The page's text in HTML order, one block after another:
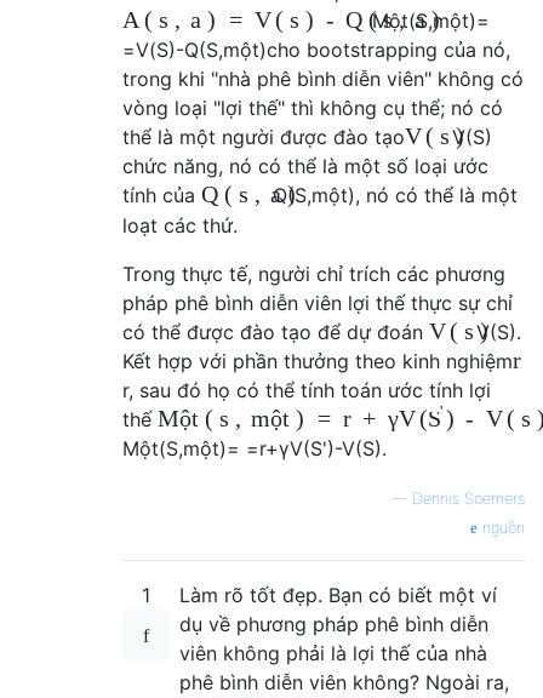
A ( s , a) = V(s) - Q (s,a)
Một(S,một)=
=V(S)-Q(S,một)cho bootstrapping của nó,
trong khi "nhà phê bình diễn viên" không có
vòng loại "lợi thế" thì không cụ thể; nó có
thể là một người được đào tạoV(s)
V(S)
chức năng, nó có thể là một số loại ước
tính của Q ( s , a)
Q(S,một), nó có thể là một
loạt các thứ.
Trong thực tế, người chỉ trích các phương
pháp phê bình diễn viên lợi thế thực sự chỉ
có thể được đào tạo để dự đoán V(s)
V(S).
Kết hợp với phần thưởng theo kinh nghiệmr
r, sau đó họ có thể tính toán ước tính lợi
thế Một ( s , một) = r + γV (S' ) - V ( s
Một(S,một)= =r+γV(S')-V(S).
— Dennis Soemers
nguồn
1
Làm rõ tốt đẹp. Bạn có biết một ví
dụ về phương pháp phê bình diễn
viên không phải là lợi thế của nhà
phê bình diễn viên không? Ngoài ra,